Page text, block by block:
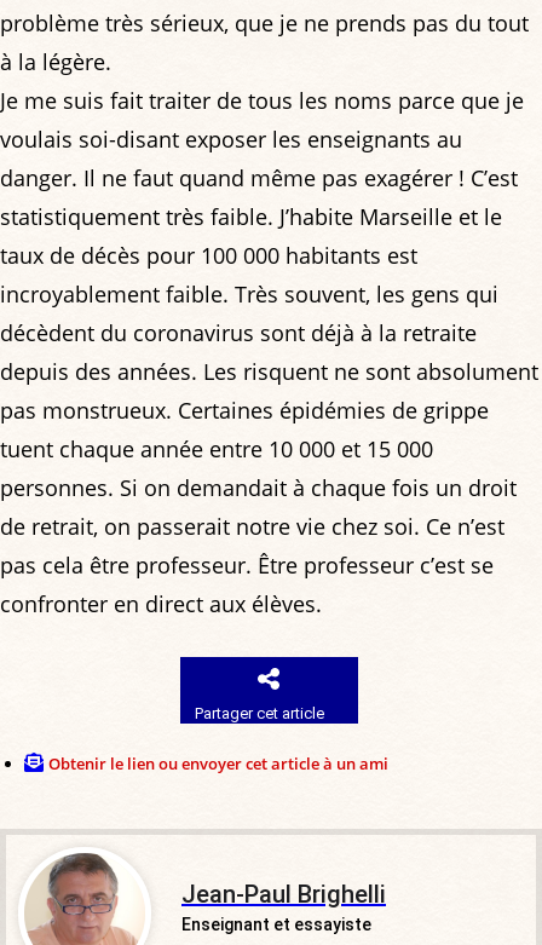
problème très sérieux, que je ne prends pas du tout
à la légère.
Je me suis fait traiter de tous les noms parce que je
voulais soi-disant exposer les enseignants au
danger. Il ne faut quand même pas exagérer ! C’est
statistiquement très faible. J’habite Marseille et le
taux de décès pour 100 000 habitants est
incroyablement faible. Très souvent, les gens qui
décèdent du coronavirus sont déjà à la retraite
depuis des années. Les risquent ne sont absolument
pas monstrueux. Certaines épidémies de grippe
tuent chaque année entre 10 000 et 15 000
personnes. Si on demandait à chaque fois un droit
de retrait, on passerait notre vie chez soi. Ce n’est
pas cela être professeur. Être professeur c’est se
confronter en direct aux élèves.
Partager cet article
Obtenir le lien ou envoyer cet article à un ami
Jean-Paul Brighelli
Enseignant et essayiste